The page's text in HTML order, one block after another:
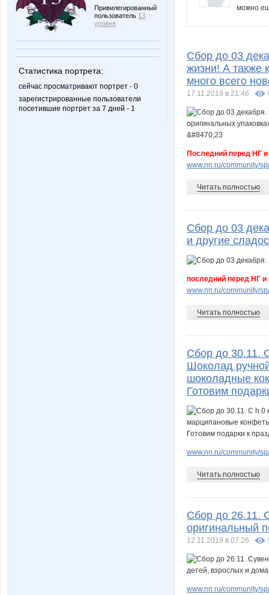
Привилегированный
пользователь 13
уровня
Статистика портрета:
сейчас просматривают портрет - 0
зарегистрированные пользователи
посетившие портрет за 7 дней - 1
можно
Сбор до 03
жизни! А также
много всего
17.11.2019 в 21:46
Последний перед НГ
www.nn.ru/community/
Читать полностью
Сбор до 03
и другие
последний перед НГ
www.nn.ru/community/
Читать полностью
Сбор до 30.11.
Шоколад
шоколадные
Готовим
www.nn.ru/community/
Читать полностью
Сбор до 26.11.
оригинальный
12.11.2019 в 07:26
www.nn.ru/community/